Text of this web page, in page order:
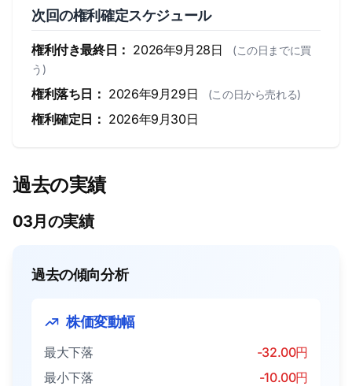
次回の権利確定スケジュール
権利付き最終日： 2026年9月28日
(この日までに買
う)
権利落ち日： 2026年9月29日 (この日から売れる)
権利確定日： 2026年9月30日
過去の実績
03月の実績
過去の傾向分析
株価変動幅
最大下落
-32.00円
最小下落
-10.00円